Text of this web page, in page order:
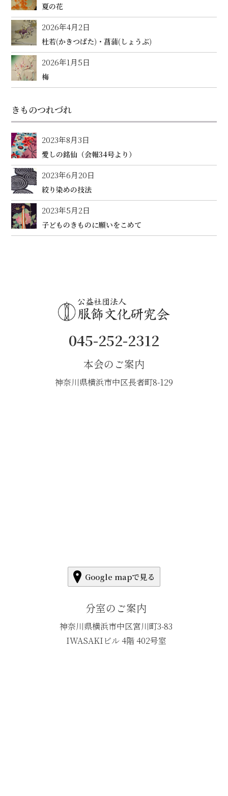
夏の花
2026年4月2日
杜若(かきつばた)・菖蒲(しょうぶ)
2026年1月5日
梅
きものつれづれ
2023年8月3日
愛しの銘仙（会報34号より）
2023年6月20日
絞り染めの技法
2023年5月2日
子どものきものに願いをこめて
045-252-2312
本会のご案内
神奈川県横浜市中区長者町8-129
Google mapで見る
分室のご案内
神奈川県横浜市中区宮川町3-83
IWASAKIビル 4階 402号室